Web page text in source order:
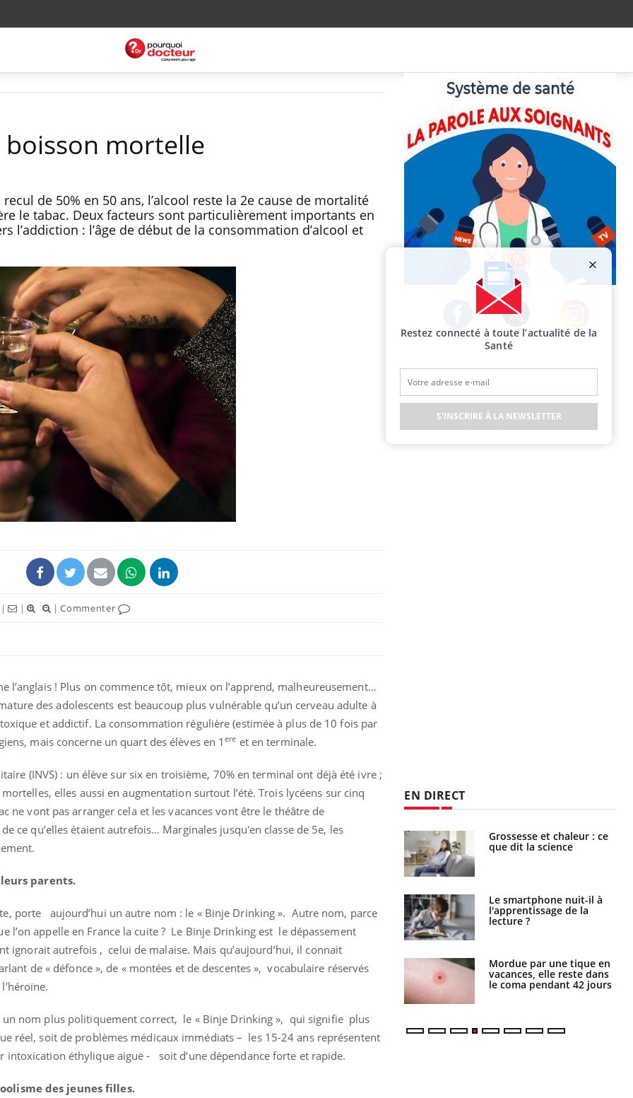
mortelle
de 50% en 50 ans, l’alcool reste la 2e cause de mortalité
le tabac. Deux facteurs sont particulièrement importants en
l’addiction : l’âge de début de la consommation d’alcool et
| | |Commenter
l’anglais ! Plus on commence tôt, mieux on l’apprend, malheureusement…
des adolescents est beaucoup plus vulnérable qu’un cerveau adulte à
et addictif. La consommation régulière (estimée à plus de 10 fois par
mais concerne un quart des élèves en 1ere et en terminale.
(INVS) : un élève sur six en troisième, 70% en terminal ont déjà été ivre ;
elles aussi en augmentation surtout l’été. Trois lycéens sur cinq
ne vont pas arranger cela et les vacances vont être le théâtre de
ce qu’elles étaient autrefois… Marginales jusqu'en classe de 5e, les
parents.
porte aujourd’hui un autre nom : le « Binje Drinking ». Autre nom, parce
l’on appelle en France la cuite ? Le Binje Drinking est le dépassement
ignorait autrefois , celui de malaise. Mais qu’aujourd’hui, il connait
de « défonce », de « montées et de descentes », vocabulaire réservés
nom plus politiquement correct, le « Binje Drinking », qui signifie plus
réel, soit de problèmes médicaux immédiats – les 15-24 ans représentent
intoxication éthylique aiguë - soit d’une dépendance forte et rapide.
des jeunes filles.
Facebook Twitter Instagram
EN DIRECT
Fortes chaleurs :
freiner la propagation du
cancer ?
Pourquoi manger moins
de protéines pourrait
Grossesse et chaleur : ce
que dit la science
Le smartphone nuit-il à
l'apprentissage de la
lecture ?
Mordue par une tique en
vacances, elle reste dans
le coma pendant 42 jours
Mordue par un
barracuda, une petite fille
secourue grâce à un
Légionellose en Suisse :
quelle est l’origine de la
contamination ?
Allergies alimentaires :
une nouvelle arme contre
les réactions sévères
Restez connecté à toute l’actualité de la
Santé
S'INSCRIRE À LA NEWSLETTER